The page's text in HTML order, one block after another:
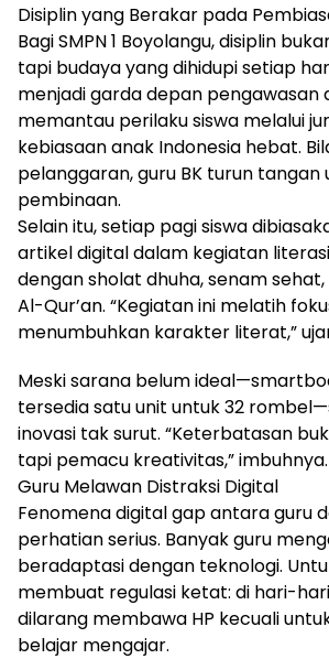
Disiplin yang Berakar pada
Bagi SMPN 1 Boyolangu, disiplin
tapi budaya yang dihidupi setiap
menjadi garda depan pengawasan
memantau perilaku siswa melalui
kebiasaan anak Indonesia hebat.
pelanggaran, guru BK turun tangan
pembinaan.
Selain itu, setiap pagi siswa
artikel digital dalam kegiatan
dengan sholat dhuha, senam
Al-Qur’an. “Kegiatan ini melatih
menumbuhkan karakter literat,”
Meski sarana belum
tersedia satu unit untuk 32
inovasi tak surut. “Keterbatasan
tapi pemacu kreativitas,” imbuhnya.
Guru Melawan Distraksi Digital
Fenomena digital gap antara guru
perhatian serius. Banyak guru
beradaptasi dengan teknologi.
membuat regulasi ketat: di hari-
dilarang membawa HP kecuali
belajar mengajar.